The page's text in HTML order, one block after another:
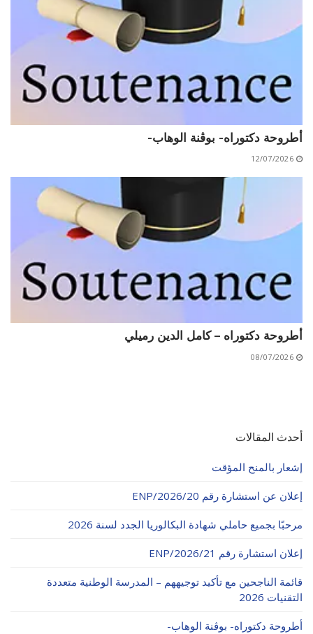
الأقــســــام الـتـحــضـيـريـــة
البرنامج الدراسي
عروض التكوين
الشهادات
نماذج ما بعد التدرج
أطروحة دكتوراه- بوڨنة الوهاب-
12/07/2026
أطروحة دكتوراه – كامل الدين رميلي
08/07/2026
أحدث المقالات
إشعار بالمنح المؤقت
إعلان عن استشارة رقم 20/ENP/2026
مرحبًا بجميع حاملي شهادة البكالوريا الجدد لسنة 2026
إعلان استشارة رقم 21/ENP/2026
قائمة الناجحين مع تأكيد توجيههم – المدرسة الوطنية متعددة
التقنيات 2026
أطروحة دكتوراه- بوڨنة الوهاب-